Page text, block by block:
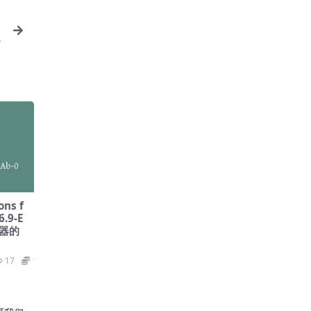
f
E
的
17 19.9